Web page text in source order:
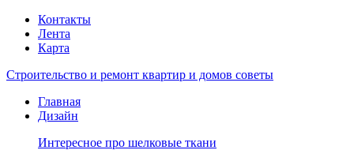
Контакты
Лента
Карта
Строительство и ремонт квартир и домов советы
Главная
Дизайн
Интересное про шелковые ткани